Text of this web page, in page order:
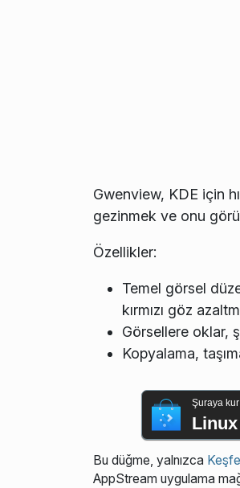
Gwenview, KDE için
gezinmek ve onu
Özellikler:
Temel görsel
kırmızı göz
Görsellere oklar,
Kopyalama,
Şuraya
Linux
Bu düğme, yalnızca
AppStream uygulama